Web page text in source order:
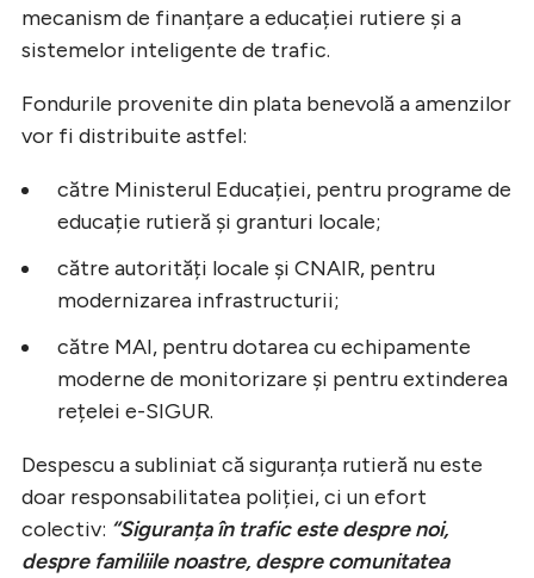
mecanism de finanțare a educației rutiere și a
sistemelor inteligente de trafic.
Fondurile provenite din plata benevolă a amenzilor
vor fi distribuite astfel:
către Ministerul Educației, pentru programe de
educație rutieră și granturi locale;
către autorități locale și CNAIR, pentru
modernizarea infrastructurii;
către MAI, pentru dotarea cu echipamente
moderne de monitorizare și pentru extinderea
rețelei e-SIGUR.
Despescu a subliniat că siguranța rutieră nu este
doar responsabilitatea poliției, ci un efort
colectiv: “Siguranța în trafic este despre noi,
despre familiile noastre, despre comunitatea